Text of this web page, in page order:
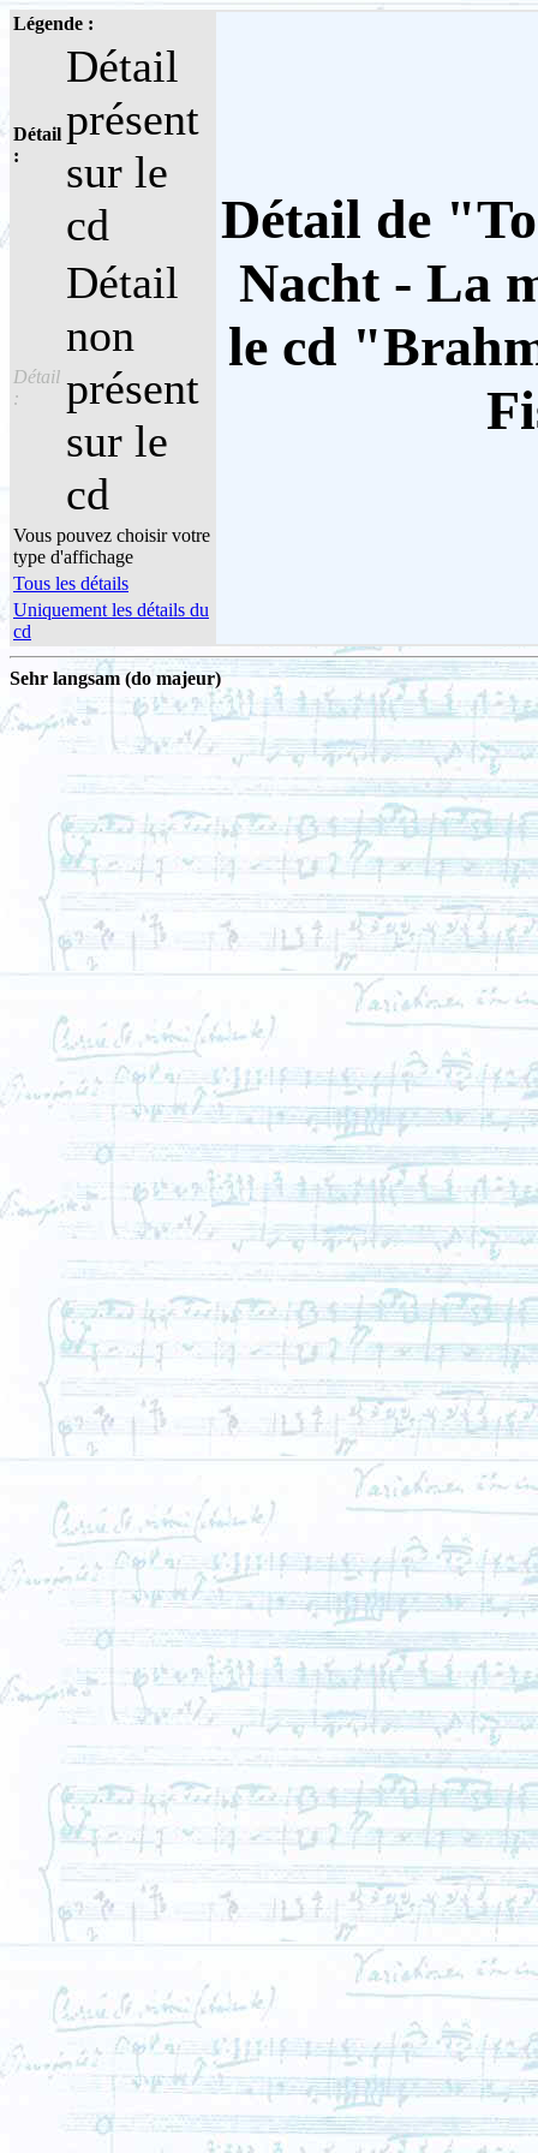
Légende :
Détail de
Nacht - La
le cd
Détail
:
Détail
présent
sur le
cd
Détail
:
Détail
non
présent
sur le
cd
Vous pouvez choisir votre
type d'affichage
Tous les détails
Uniquement les détails du
cd
Sehr langsam (do majeur)